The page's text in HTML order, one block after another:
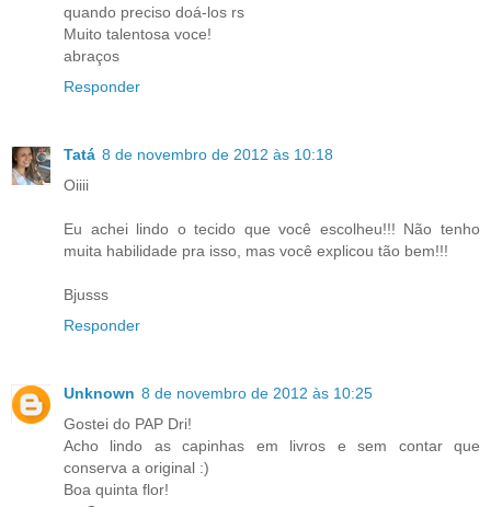
quando preciso doá-los rs
Muito talentosa voce!
abraços
Responder
Tatá 8 de novembro de 2012 às 10:18
Oiiii
Eu achei lindo o tecido que você escolheu!!! Não tenho
muita habilidade pra isso, mas você explicou tão bem!!!
Bjusss
Responder
Unknown 8 de novembro de 2012 às 10:25
Gostei do PAP Dri!
Acho lindo as capinhas em livros e sem contar que
conserva a original :)
Boa quinta flor!